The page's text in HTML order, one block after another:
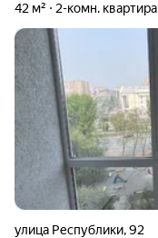
42 м² 2-комн. квартира
улица Республики,92